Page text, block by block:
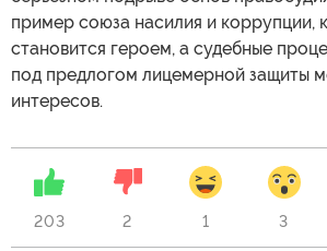
пример союза насилия и коррупции,
становится героем, а судебные
под предлогом лицемерной защиты
интересов.
203 2 1 3